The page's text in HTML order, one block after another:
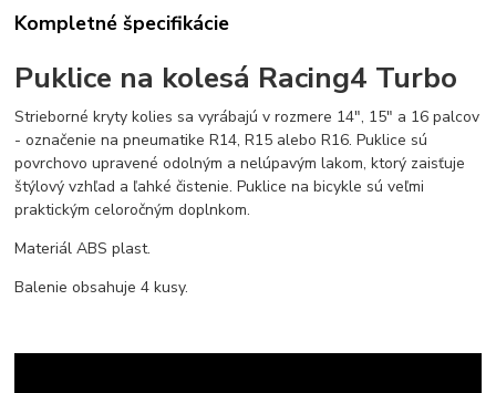
Kompletné špecifikácie
Puklice na kolesá Racing4 Turbo
Strieborné kryty kolies sa vyrábajú v rozmere 14", 15" a 16 palcov
- označenie na pneumatike R14, R15 alebo R16. Puklice sú
povrchovo upravené odolným a nelúpavým lakom, ktorý zaisťuje
štýlový vzhľad a ľahké čistenie. Puklice na bicykle sú veľmi
praktickým celoročným doplnkom.
Materiál ABS plast.
Balenie obsahuje 4 kusy.